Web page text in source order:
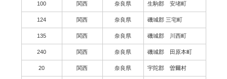
100 関西 奈良県 生駒郡 安堵町
124 関西 奈良県 磯城郡 三宅町
135 関西 奈良県 磯城郡 川西町
240 関西 奈良県 磯城郡 田原本町
20 関西 奈良県 宇陀郡 曽爾村